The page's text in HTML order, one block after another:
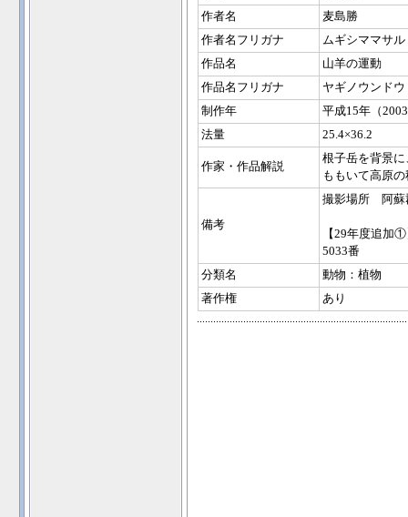
作者名
麦島勝
作者名フリガナ
ムギシママサル
作品名
山羊の運動
作品名フリガナ
ヤギノウンドウ
制作年
平成15年（
法量
25.4×36.2
作家・作品解説
根子岳を背景
ももいて高原
備考
撮影場所 阿蘇
【29年度追加
5033番
分類名
動物：植物
著作権
あり